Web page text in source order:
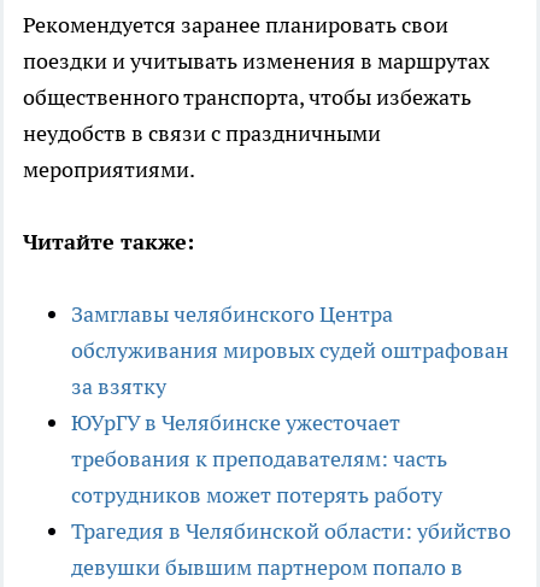
Рекомендуется заранее планировать свои
поездки и учитывать изменения в маршрутах
общественного транспорта, чтобы избежать
неудобств в связи с праздничными
мероприятиями.
Читайте также:
Замглавы челябинского Центра
обслуживания мировых судей оштрафован
за взятку
ЮУрГУ в Челябинске ужесточает
требования к преподавателям: часть
сотрудников может потерять работу
Трагедия в Челябинской области: убийство
девушки бывшим партнером попало в